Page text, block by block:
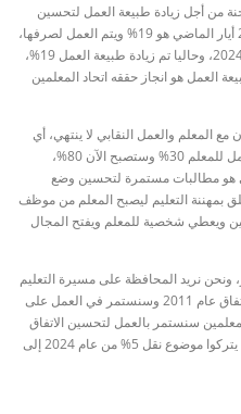
من أجل زيادة طبيعة العمل لتحسين
رواتب الموظفين، وما تم الاتفاق عليه في 20 أيار الماضي هو 19% ويتم العمل لصرفها،
و10% تصرف في عام 2023، و5% في عام 2024، وحاليا تم زيادة طبيعة العمل 19%،
العمل هو انجاز حققه اتحاد المعلمين
المعلم والعمل النقابي لا ينتهي، أي
أننا منذ عام 2006 حتى الآن كانت طبيعة العمل للمعلم 30% وستصبح الآن 80%،
هو مطالبات مستمرة لتحسين وضع
بمهننة التعليم ليصبح المعلم من موظف
ويعطي شخصية للمعلم ويفتح المجال
ونحن نريد المحافظة على مسيرة التعليم
واستقرار العملية التعليمية، وقمنا بتحسين اتفاق عام 2011 وسنستمر في العمل على
سنستمر بالعمل لتحسين الاتفاق
الأخير، داعيا كل المعلمين للعودة للدوام وأن يتركوا موضوع نقل 5% من عام 2024 إلى